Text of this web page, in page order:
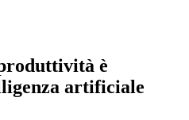
è
artificiale